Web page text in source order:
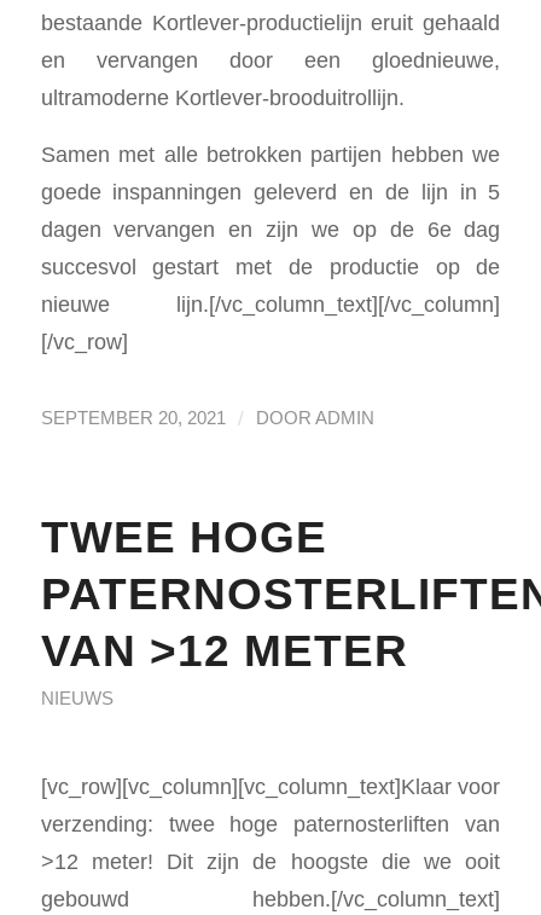
bestaande Kortlever-productielijn eruit gehaald
en vervangen door een gloednieuwe,
ultramoderne Kortlever-brooduitrollijn.
Samen met alle betrokken partijen hebben we
goede inspanningen geleverd en de lijn in 5
dagen vervangen en zijn we op de 6e dag
succesvol gestart met de productie op de
nieuwe lijn.[/vc_column_text][/vc_column]
[/vc_row]
SEPTEMBER 20, 2021 / DOOR ADMIN
TWEE HOGE
VAN >12 METER
NIEUWS
[vc_row][vc_column][vc_column_text]Klaar voor
verzending: twee hoge paternosterliften van
>12 meter! Dit zijn de hoogste die we ooit
gebouwd hebben.[/vc_column_text]